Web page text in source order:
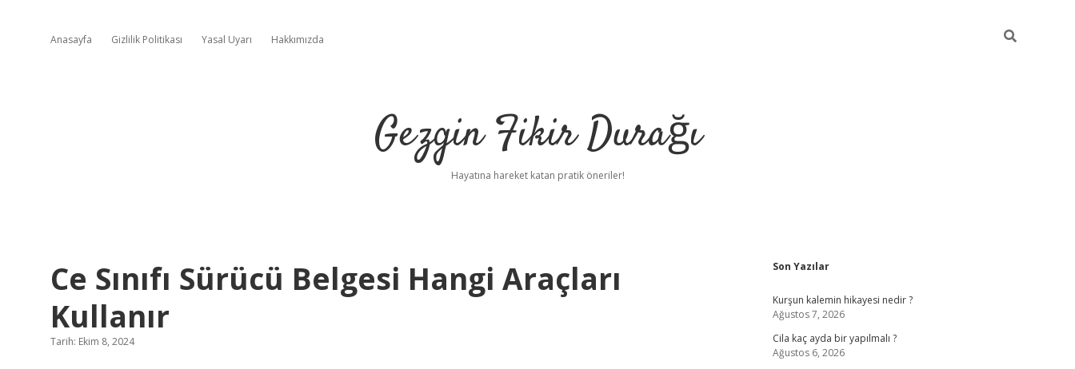
Anasayfa Gizlilik Politikası Yasal Uyarı Hakkımızda
Gezgin Fikir Durağı
Hayatına hareket katan pratik öneriler!
Ce Sınıfı Sürücü Belgesi Hangi Araçları
Kullanır
Tarih: Ekim 8, 2024
Sidebar
Son Yazılar
Kurşun kalemin hikayesi nedir ?
Ağustos 7, 2026
Cila kaç ayda bir yapılmalı ?
Ağustos 6, 2026